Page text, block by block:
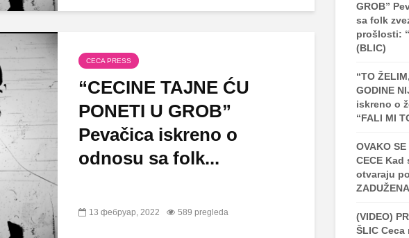
CECA PRESS
“CECINE TAJNE ĆU
PONETI U GROB”
Pevačica iskreno o
odnosu sa folk...
13 фебруар, 2022 589 pregleda
GROB”
sa folk
prošlosti:
(BLIC)
“TO
GODINE
iskreno o
“FALI MI
OVAKO
CECE Kad
otvaraju
(VIDEO)
ŠLIC